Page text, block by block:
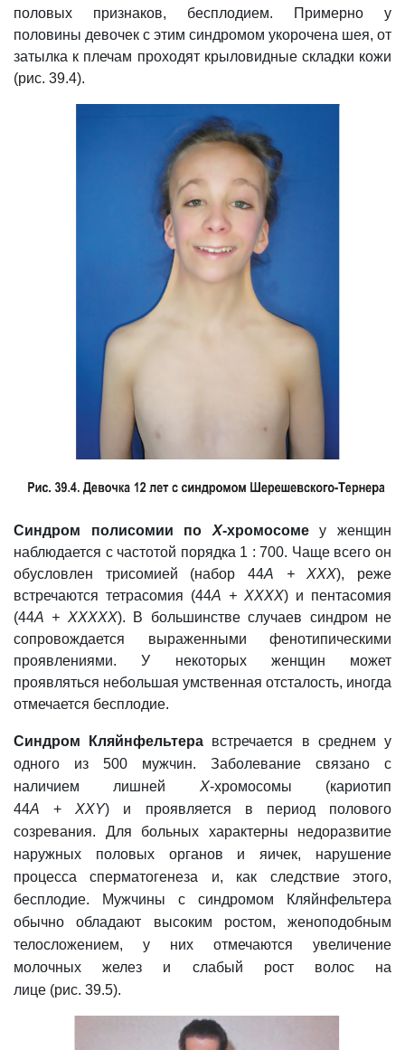
половых признаков, бесплодием. Примерно у
половины девочек с этим синдромом укорочена шея, от
затылка к плечам проходят крыловидные складки кожи
(рис. 39.4).
Синдром полисомии по Х-хромосомеу женщин
наблюдается с частотой порядка 1 : 700. Чаще всего он
обусловлен трисомией (набор 44А +ХХХ), реже
встречаются тетрасомия (44А + ХХХХ) и пентасомия
(44А + ХХХХХ). В большинстве случаев синдром не
сопровождается выраженными фенотипическими
проявлениями. У некоторых женщин может
проявляться небольшая умственная отсталость, иногда
отмечается бесплодие.
Синдром Кляйнфельтера встречается в среднем у
одного из 500 мужчин. Заболевание связано с
наличием лишней Х-хромосомы (кариотип
44А+XXY) и проявляется в период полового
созревания. Для больных характерны недоразвитие
наружных половых органов и яичек, нарушение
процесса сперматогенеза и, как следствие этого,
бесплодие. Мужчины с синдромом Кляйнфельтера
обычно обладают высоким ростом, женоподобным
телосложением, у них отмечаются увеличение
молочных желез и слабый рост волос на
лице (рис. 39.5).